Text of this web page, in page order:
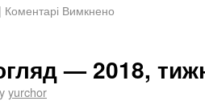
| Коментарі Вимкнено
— 2018,
yurchor